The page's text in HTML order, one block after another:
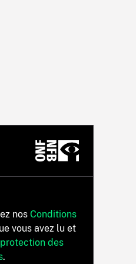
nos Conditions
vous avez lu et
des
.